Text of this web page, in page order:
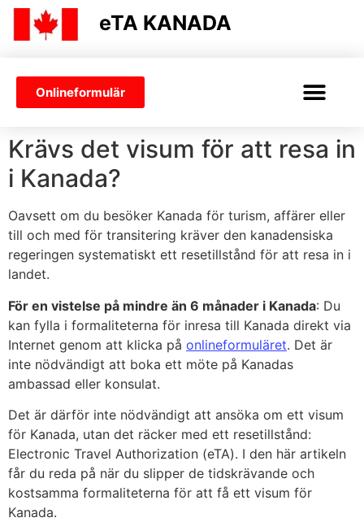
eTA KANADA
Onlineformulär
Krävs det visum för att resa in
i Kanada?
Oavsett om du besöker Kanada för turism, affärer eller
till och med för transitering kräver den kanadensiska
regeringen systematiskt ett resetillstånd för att resa in i
landet.
För en vistelse på mindre än 6 månader i Kanada: Du
kan fylla i formaliteterna för inresa till Kanada direkt via
Internet genom att klicka på onlineformuläret. Det är
inte nödvändigt att boka ett möte på Kanadas
ambassad eller konsulat.
Det är därför inte nödvändigt att ansöka om ett visum
för Kanada, utan det räcker med ett resetillstånd:
Electronic Travel Authorization (eTA). I den här artikeln
får du reda på när du slipper de tidskrävande och
kostsamma formaliteterna för att få ett visum för
Kanada.